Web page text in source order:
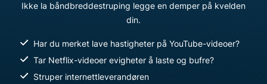
Ikke la båndbreddestruping legge en demper på kvelden
din.
Har du merket lave hastigheter på YouTube-videoer?
Tar Netflix-videoer evigheter å laste og bufre?
Struper internettleverandøren